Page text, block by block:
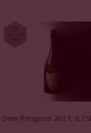
Dom Pérignon 2017, 0,75l